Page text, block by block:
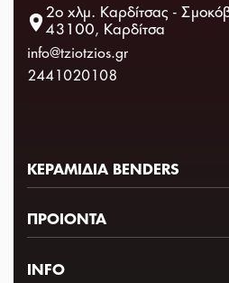
2ο χλμ. Καρδίτσας -
43100, Καρδίτσα
info@tziotzios.gr
2441020108
ΚΕΡΑΜΙΔΙΑ BENDERS
Αρχική
Διάθεση
ΠΡΟΙΟΝΤΑ
Κεραμίδια
INFO